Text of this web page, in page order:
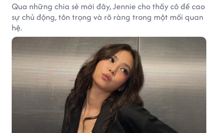
Qua những chia sẻ mới đây, Jennie cho thấy cô đề cao
sự chủ động, tôn trọng và rõ ràng trong một mối quan
hệ.